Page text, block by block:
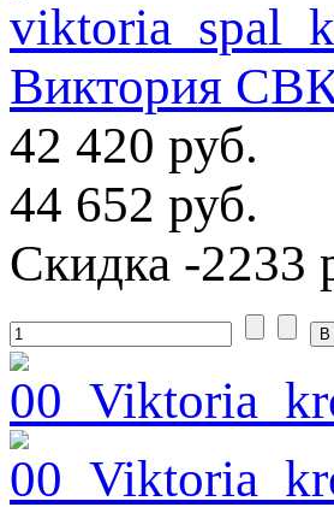
Виктория
42 420 руб.
44 652 руб.
Скидка -2233